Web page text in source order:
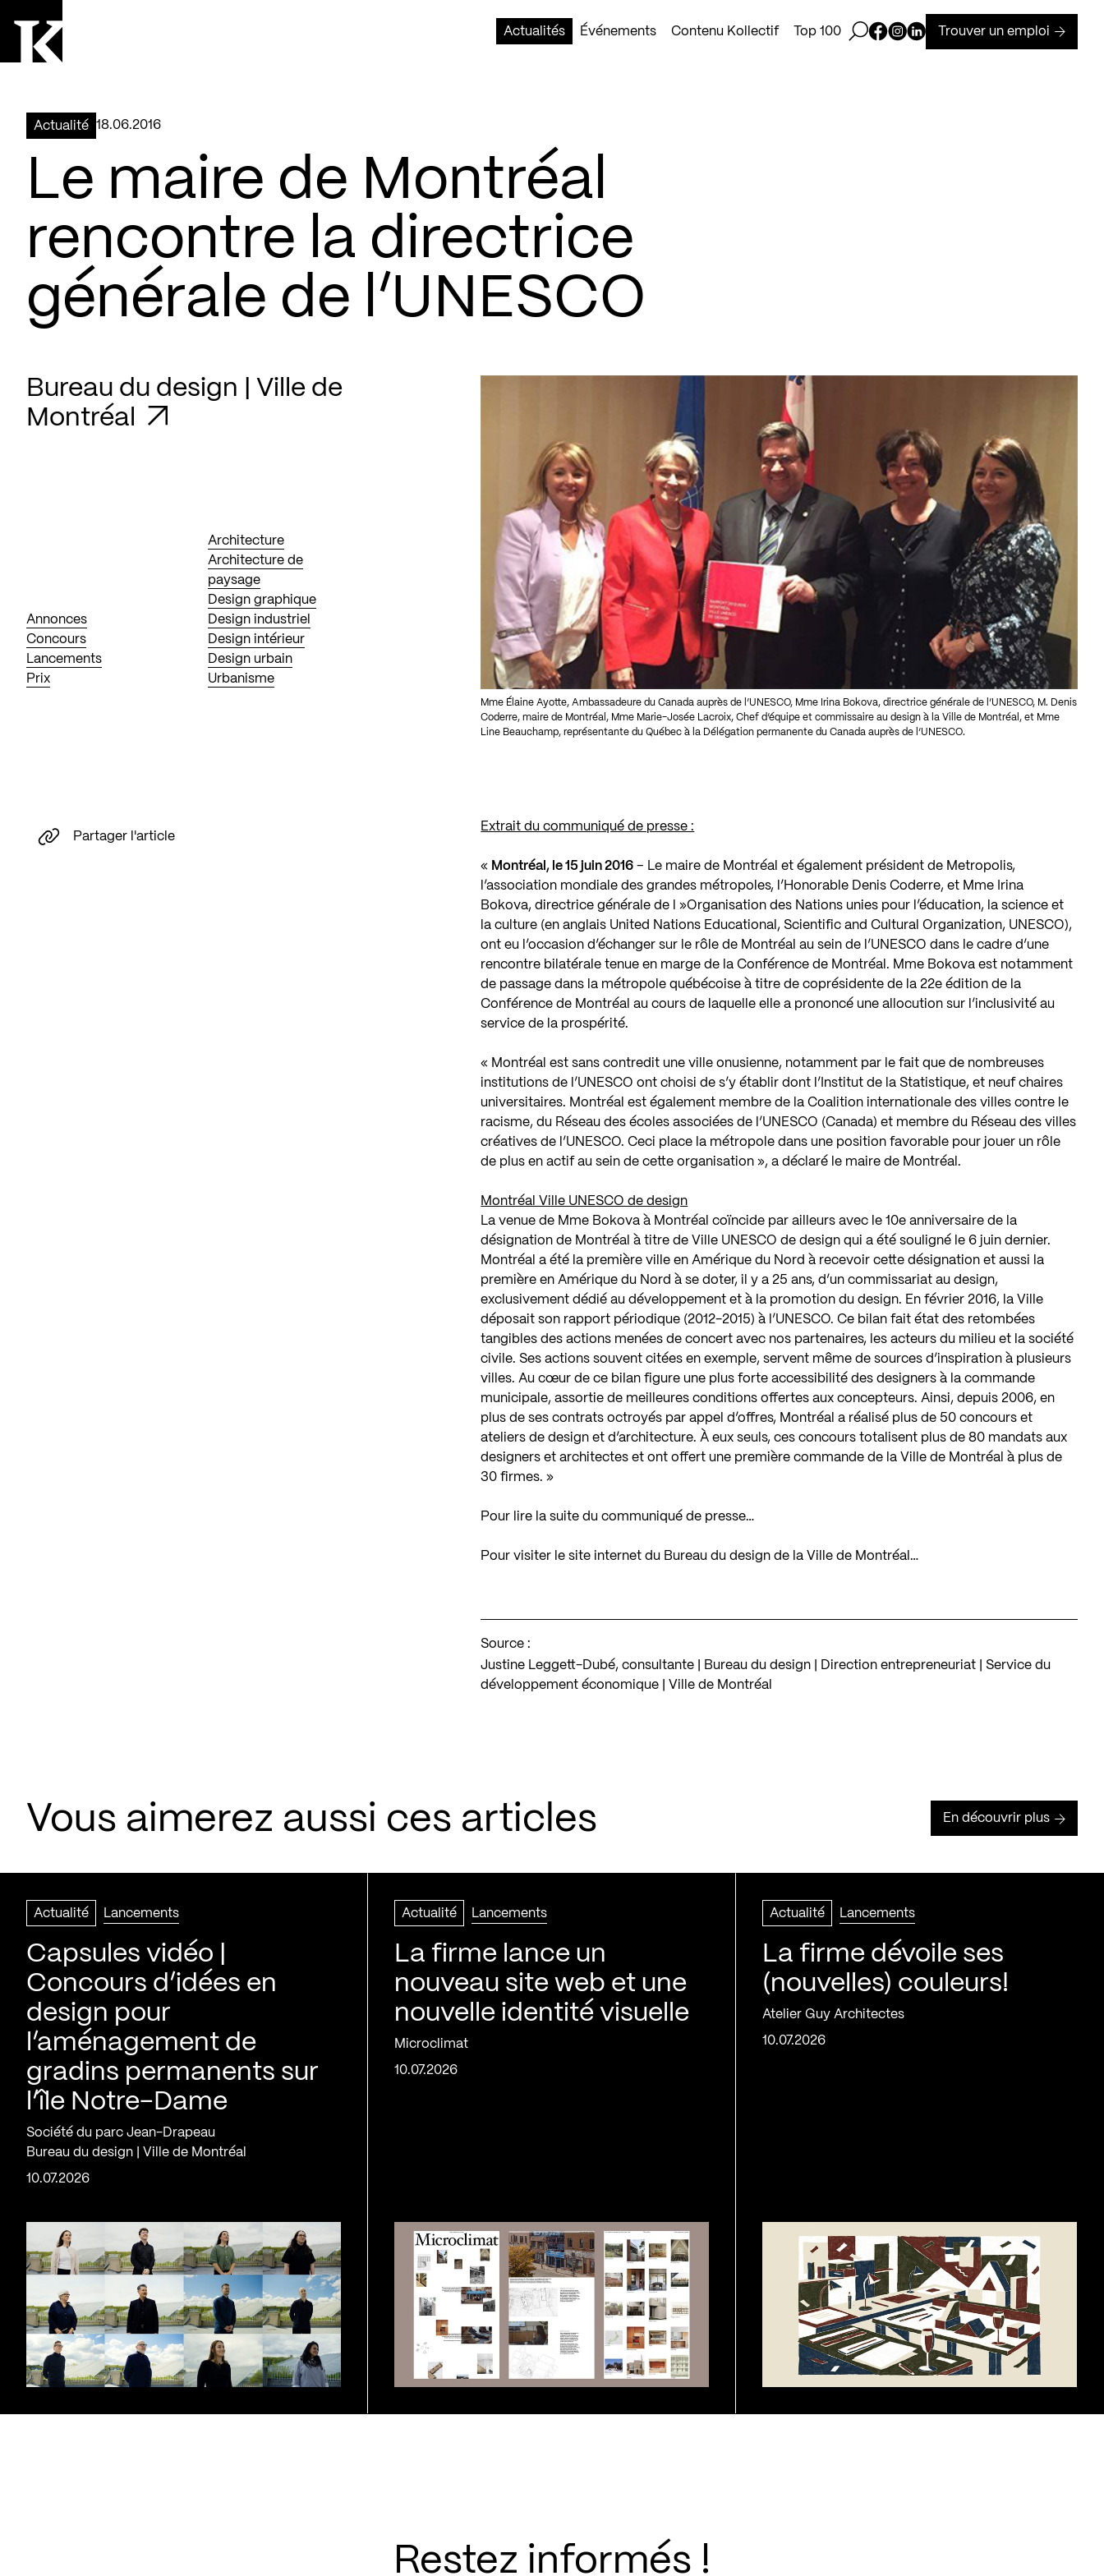
Actualités
Événements Contenu Kollectif Top 100 Ouvrir la barre de recherche
Page Facebook de Kollectif
Page Instagram de Kollectif
Page Linkedin de Kollectif
Trouver un emploi
Actualité 18.06.2016
Le maire de Montréal
rencontre la directrice
générale de l’UNESCO
Bureau du design | Ville de
Montréal
Annonces
Concours
Lancements
Prix
Architecture
Architecture de
paysage
Design graphique
Design industriel
Design intérieur
Design urbain
Urbanisme
Mme Élaine Ayotte, Ambassadeure du Canada auprès de l’UNESCO, Mme Irina Bokova, directrice générale de l’UNESCO, M. Denis
Coderre, maire de Montréal, Mme Marie-Josée Lacroix, Chef d’équipe et commissaire au design à la Ville de Montréal, et Mme
Line Beauchamp, représentante du Québec à la Délégation permanente du Canada auprès de l’UNESCO.
Extrait du communiqué de presse :
« Montréal, le 15 juin 2016 – Le maire de Montréal et également président de Metropolis,
l’association mondiale des grandes métropoles, l’Honorable Denis Coderre, et Mme Irina
Bokova, directrice générale de l »Organisation des Nations unies pour l’éducation, la science et
la culture (en anglais United Nations Educational, Scientific and Cultural Organization, UNESCO),
ont eu l’occasion d’échanger sur le rôle de Montréal au sein de l’UNESCO dans le cadre d’une
rencontre bilatérale tenue en marge de la Conférence de Montréal. Mme Bokova est notamment
de passage dans la métropole québécoise à titre de coprésidente de la 22e édition de la
Conférence de Montréal au cours de laquelle elle a prononcé une allocution sur l’inclusivité au
service de la prospérité.
« Montréal est sans contredit une ville onusienne, notamment par le fait que de nombreuses
institutions de l’UNESCO ont choisi de s’y établir dont l’Institut de la Statistique, et neuf chaires
universitaires. Montréal est également membre de la Coalition internationale des villes contre le
racisme, du Réseau des écoles associées de l’UNESCO (Canada) et membre du Réseau des villes
créatives de l’UNESCO. Ceci place la métropole dans une position favorable pour jouer un rôle
de plus en actif au sein de cette organisation », a déclaré le maire de Montréal.
Montréal Ville UNESCO de design
La venue de Mme Bokova à Montréal coïncide par ailleurs avec le 10e anniversaire de la
désignation de Montréal à titre de Ville UNESCO de design qui a été souligné le 6 juin dernier.
Montréal a été la première ville en Amérique du Nord à recevoir cette désignation et aussi la
première en Amérique du Nord à se doter, il y a 25 ans, d’un commissariat au design,
exclusivement dédié au développement et à la promotion du design. En février 2016, la Ville
déposait son rapport périodique (2012-2015) à l’UNESCO. Ce bilan fait état des retombées
tangibles des actions menées de concert avec nos partenaires, les acteurs du milieu et la société
civile. Ses actions souvent citées en exemple, servent même de sources d’inspiration à plusieurs
villes. Au cœur de ce bilan figure une plus forte accessibilité des designers à la commande
municipale, assortie de meilleures conditions offertes aux concepteurs. Ainsi, depuis 2006, en
plus de ses contrats octroyés par appel d’offres, Montréal a réalisé plus de 50 concours et
ateliers de design et d’architecture. À eux seuls, ces concours totalisent plus de 80 mandats aux
designers et architectes et ont offert une première commande de la Ville de Montréal à plus de
30 firmes. »
Pour lire la suite du communiqué de presse…
Pour visiter le site internet du Bureau du design de la Ville de Montréal…
Source :
Justine Leggett-Dubé, consultante | Bureau du design | Direction entrepreneuriat | Service du
développement économique | Ville de Montréal
Partager l'article
Vous aimerez aussi ces articles En découvrir plus
Actualité Lancements
Capsules vidéo |
Concours d’idées en
design pour
l’aménagement de
gradins permanents sur
l’île Notre-Dame
Société du parc Jean-Drapeau
Bureau du design | Ville de Montréal
10.07.2026
Actualité Lancements
La firme lance un
nouveau site web et une
nouvelle identité visuelle
Microclimat
10.07.2026
Actualité Lancements
La firme dévoile ses
(nouvelles) couleurs!
Atelier Guy Architectes
10.07.2026
Restez informés !